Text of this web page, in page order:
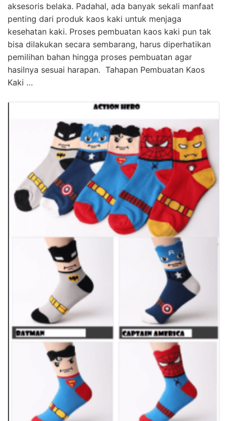
aksesoris belaka. Padahal, ada banyak sekali manfaat
penting dari produk kaos kaki untuk menjaga
kesehatan kaki. Proses pembuatan kaos kaki pun tak
bisa dilakukan secara sembarang, harus diperhatikan
pemilihan bahan hingga proses pembuatan agar
hasilnya sesuai harapan. Tahapan Pembuatan Kaos
Kaki …